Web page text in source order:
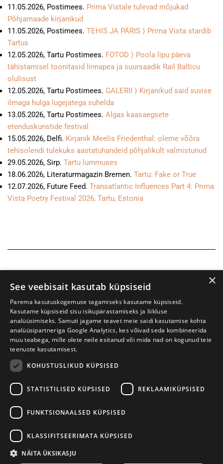
11.05.2026, Postimees. Prima Vistale tulevad mõjukad
Põhjamaade kirjanikud
11.05.2026, Postimees. TEHIS JA PÄRIS ⟩ Prima Vista stardib
Tartus
12.05.2026, Tartu Postimees. FOTOD ⟩ Poola lipu päeva
tähistamisel toonitasid linnapea ja suursaadik Rail Balticu
olulisust
12.05.2026, Tartu Postimees. GALERII ⟩ Kirjanikud said suvise
ilmaga hulga lugejatega suhelda
13.05.2026, Tartu Postimees. Algas kaasaegsete
etenduskunstide festival
15.05.2026, Delfi. Kirjanik Meelis Friedenthal: oleme võõra
tehisolendi tulekuks aastatuhandeid põhjalikult valmistunud
29.05.2026, Sirp. Tartu lummuses
18.06.2026, Literaturmagazin Bremen. Tartu: Fake or True
12.07.2026, Future Feed. Transatlantic Influences Part 4: Prima
Vista Poetry Festival 2026, Tartu, Estonia
Prima Vista kirjandusfestival
+372 56906836
Kodulehe tegemine - AMA
×
See veebisait kasutab küpsiseid
Parema kasutuskogemuse tagamiseks kasutame küpsiseid.
Kasutame küpsiseid sisu isikupärastamiseks ja liikluse
analüüsimiseks. Samuti jagame teavet meie saidi kasutamise kohta
analüüsipartneriga Google Analytics, kes võivad seda kombineerida
muu teabega, mille olete neile esitanud või mida nad on kogunud teie
teenuste kasutamisest.
KOHUSTUSLIKUD KÜPSISED
STATISTILISED KÜPSISED REKLAAMIKÜPSISED
FUNKTSIONAALSED KÜPSISED
KLASSIFITSEERIMATA KÜPSISED
NÄITA ÜKSIKASJU